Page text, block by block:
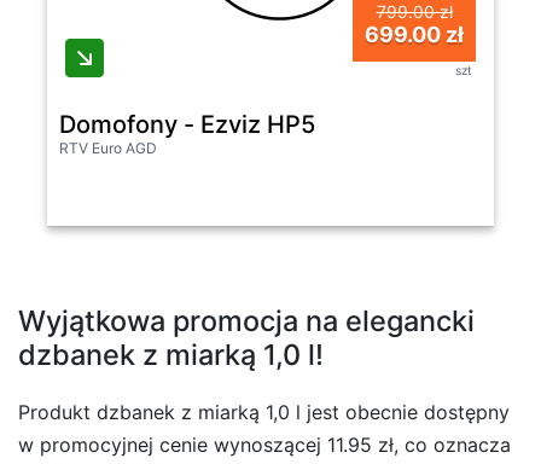
799.00 zł
699.00 zł
szt
Domofony - Ezviz HP5
RTV Euro AGD
Wyjątkowa promocja na elegancki
dzbanek z miarką 1,0 l!
Produkt dzbanek z miarką 1,0 l jest obecnie dostępny
w promocyjnej cenie wynoszącej 11.95 zł, co oznacza